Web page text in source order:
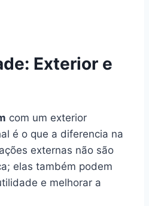
Exterior e
com um exterior
é o que a diferencia na
externas não são
elas também podem
e melhorar a